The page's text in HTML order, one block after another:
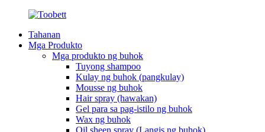
Tahanan
Mga Produkto
Mga produkto ng buhok
Tuyong shampoo
Kulay ng buhok (pangkulay)
Mousse ng buhok
Hair spray (hawakan)
Gel para sa pag-istilo ng buhok
Wax ng buhok
Oil sheen spray (Langis ng buhok)